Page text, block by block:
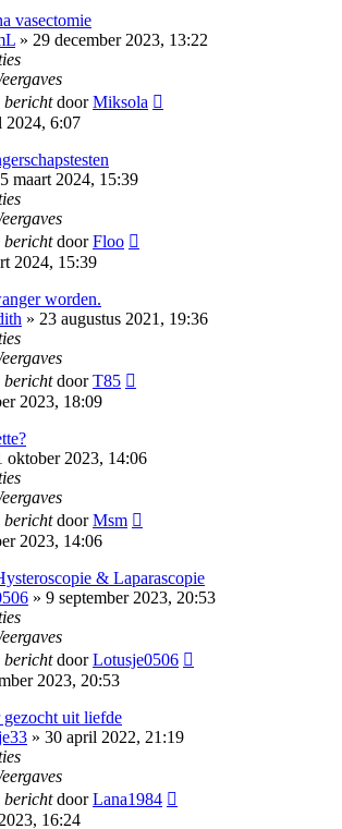
vasectomie
» 29 december 2023, 13:22
berichtdoorMiksola
2024, 6:07
maart 2024, 15:39
berichtdoorFloo
2024, 15:39
worden.
» 23 augustus 2021, 19:36
berichtdoorT85
2023, 18:09
oktober 2023, 14:06
berichtdoorMsm
2023, 14:06
& Laparascopie
» 9 september 2023, 20:53
berichtdoorLotusje0506
2023, 20:53
gezocht uit liefde
» 30 april 2022, 21:19
berichtdoorLana1984
16:24